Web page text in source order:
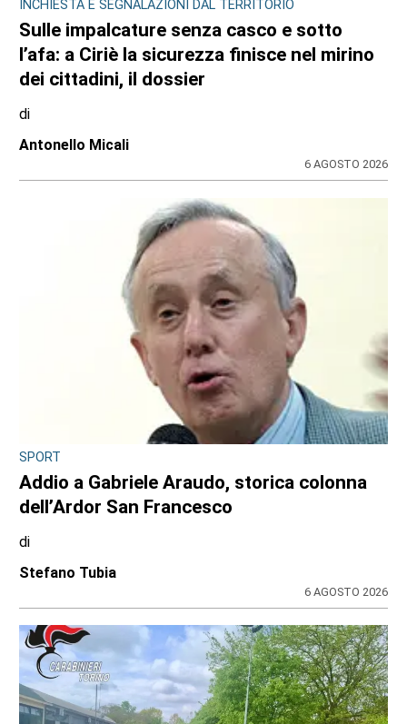
INCHIESTA E SEGNALAZIONI DAL TERRITORIO
Sulle impalcature senza casco e sotto
l’afa: a Ciriè la sicurezza finisce nel mirino
dei cittadini, il dossier
di
Antonello Micali
6 AGOSTO 2026
SPORT
Addio a Gabriele Araudo, storica colonna
dell’Ardor San Francesco
di
Stefano Tubia
6 AGOSTO 2026